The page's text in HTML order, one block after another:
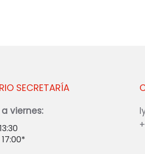
SECRETARÍA
a viernes: